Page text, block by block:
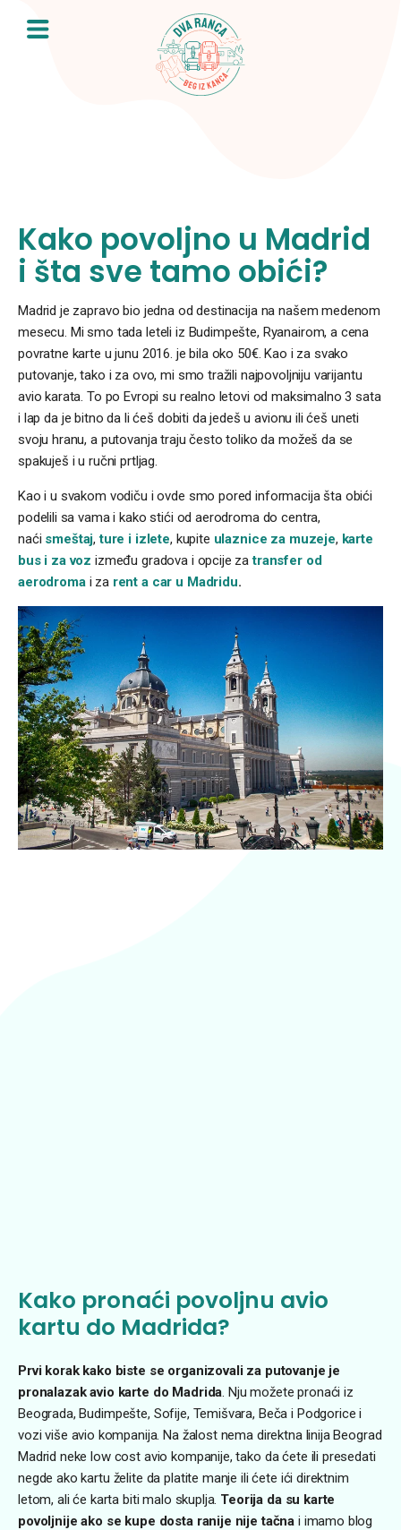
content
Kako povoljno u Madrid
i šta sve tamo obići?
Madrid je zapravo bio jedna od destinacija na našem medenom
mesecu. Mi smo tada leteli iz Budimpešte, Ryanairom, a cena
povratne karte u junu 2016. je bila oko 50€. Kao i za svako
putovanje, tako i za ovo, mi smo tražili najpovoljniju varijantu
avio karata. To po Evropi su realno letovi od maksimalno 3 sata
i lap da je bitno da li ćeš dobiti da jedeš u avionu ili ćeš uneti
svoju hranu, a putovanja traju često toliko da možeš da se
spakuješ i u ručni prtljag.
Kao i u svakom vodiču i ovde smo pored informacija šta obići
podelili sa vama i kako stići od aerodroma do centra,
naći smeštaj,ture i izlete, kupite ulaznice za muzeje, karte
bus i za voz između gradova i opcije zatransfer od
aerodroma i za rent a car u Madridu.
Kako pronaći povoljnu avio
kartu do Madrida?
Prvi korak kako biste se organizovali za putovanje je
pronalazak avio karte do Madrida. Nju možete pronaći iz
Beograda, Budimpešte, Sofije, Temišvara, Beča i Podgorice i
vozi više avio kompanija. Na žalost nema direktna linija Beograd
Madrid neke low cost avio kompanije, tako da ćete ili presedati
negde ako kartu želite da platite manje ili ćete ići direktnim
letom, ali će karta biti malo skuplja. Teorija da su karte
povoljnije ako se kupe dosta ranije nije tačna i imamo blog